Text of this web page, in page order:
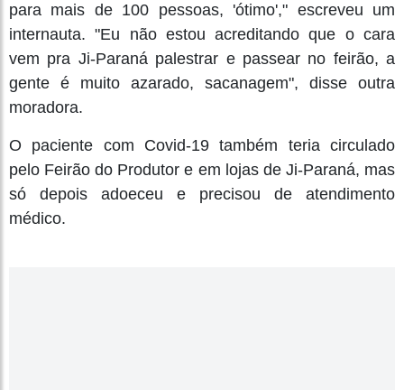
para mais de 100 pessoas, 'ótimo'," escreveu um
internauta. "Eu não estou acreditando que o cara
vem pra Ji-Paraná palestrar e passear no feirão, a
gente é muito azarado, sacanagem", disse outra
moradora.
O paciente com Covid-19 também teria circulado
pelo Feirão do Produtor e em lojas de Ji-Paraná, mas
só depois adoeceu e precisou de atendimento
médico.